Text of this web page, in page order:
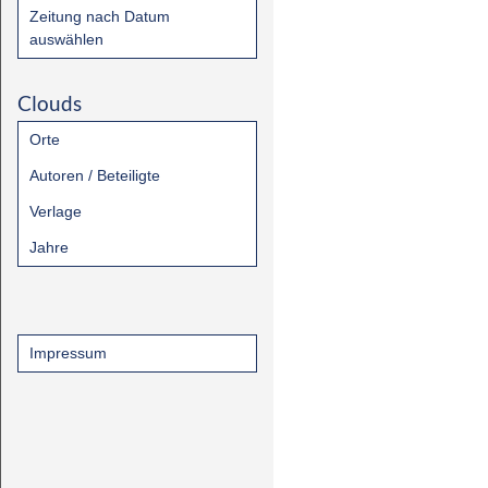
Zeitung nach Datum
auswählen
Clouds
Orte
Autoren / Beteiligte
Verlage
Jahre
Impressum